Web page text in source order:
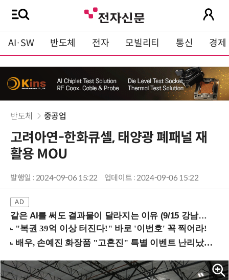
AI·SW 반도체 전자 모빌리티 통신 경제
반도체 중공업
고려아연-한화큐셀, 태양광 폐패널 재
활용 MOU
발행일 : 2024-09-06 15:22 업데이트 : 2024-09-06 15:22
같은 AI를 써도 결과물이 달라지는 이유 (9/15 강남역)